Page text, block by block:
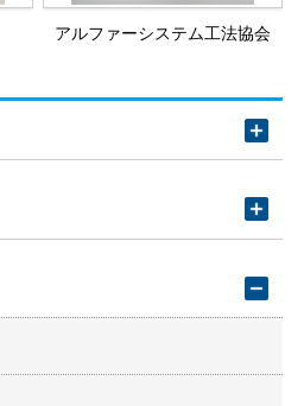
アルファーシステム工法協会